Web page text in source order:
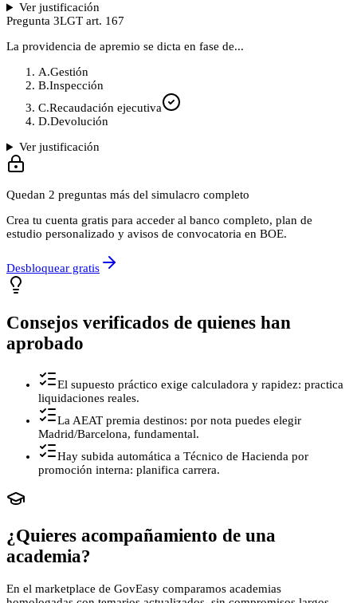
Ver justificación
Pregunta 3LGT art. 167
La providencia de apremio se dicta en fase de...
A.Gestión
B.Inspección
C.Recaudación ejecutiva
D.Devolución
Ver justificación
Quedan 2 preguntas más del simulacro completo
Crea tu cuenta gratis para acceder al banco completo, plan de
estudio personalizado y avisos de convocatoria en BOE.
Desbloquear gratis
Consejos verificados de quienes han
aprobado
El supuesto práctico exige calculadora y rapidez: practica
liquidaciones reales.
La AEAT premia destinos: por nota puedes elegir
Madrid/Barcelona, fundamental.
Hay subida automática a Técnico de Hacienda por
promoción interna: planifica carrera.
¿Quieres acompañamiento de una
academia?
En el marketplace de GovEasy comparamos academias